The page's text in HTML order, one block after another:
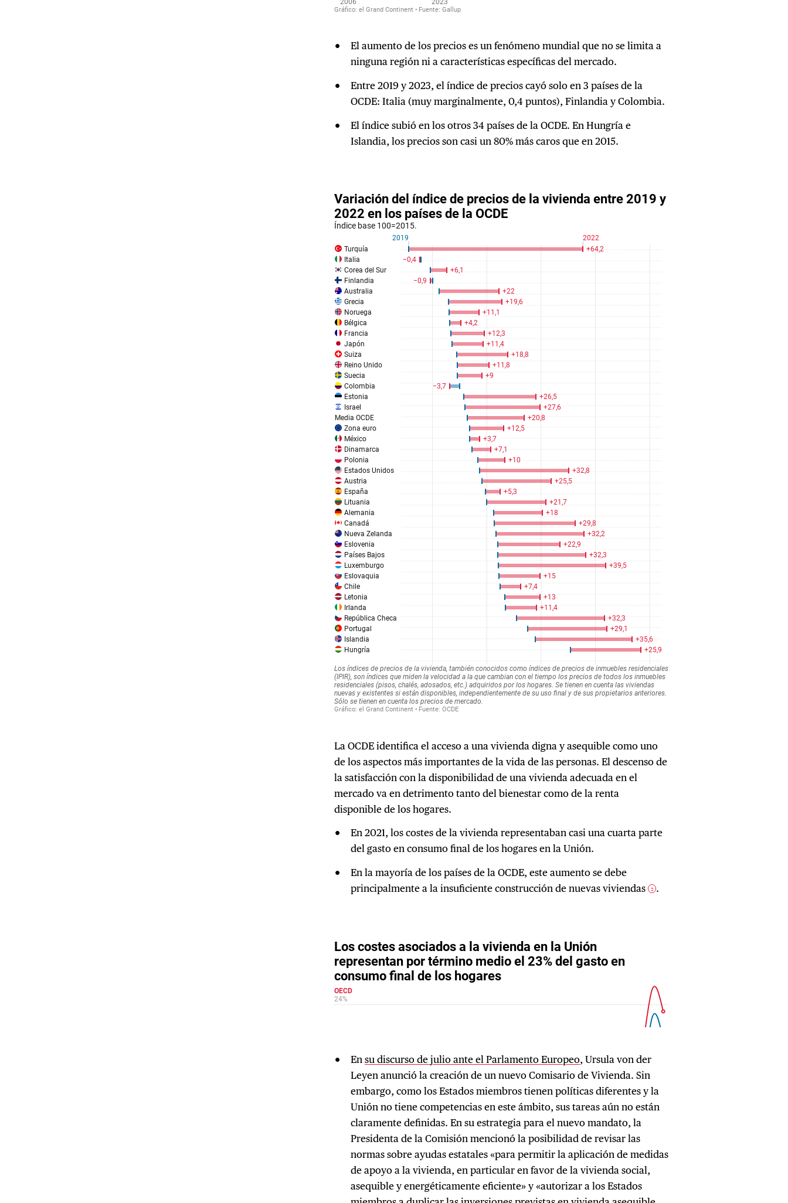
El aumento de los precios es un fenómeno mundial que no se limita a
ninguna región ni a características específicas del mercado.
Entre 2019 y 2023, el índice de precios cayó solo en 3 países de la
OCDE: Italia (muy marginalmente, 0,4 puntos), Finlandia y Colombia.
El índice subió en los otros 34 países de la OCDE. En Hungría e
Islandia, los precios son casi un 80% más caros que en 2015.
La OCDE identifica el acceso a una vivienda digna y asequible como uno
de los aspectos más importantes de la vida de las personas. El descenso de
la satisfacción con la disponibilidad de una vivienda adecuada en el
mercado va en detrimento tanto del bienestar como de la renta
disponible de los hogares.
En 2021, los costes de la vivienda representaban casi una cuarta parte
del gasto en consumo final de los hogares en la Unión.
En la mayoría de los países de la OCDE, este aumento se debe
principalmente a la insuficiente construcción de nuevas viviendas 2 .
En su discurso de julio ante el Parlamento Europeo, Ursula von der
Leyen anunció la creación de un nuevo Comisario de Vivienda. Sin
embargo, como los Estados miembros tienen políticas diferentes y la
Unión no tiene competencias en este ámbito, sus tareas aún no están
claramente definidas. En su estrategia para el nuevo mandato, la
Presidenta de la Comisión mencionó la posibilidad de revisar las
normas sobre ayudas estatales «para permitir la aplicación de medidas
de apoyo a la vivienda, en particular en favor de la vivienda social,
asequible y energéticamente eficiente» y «autorizar a los Estados